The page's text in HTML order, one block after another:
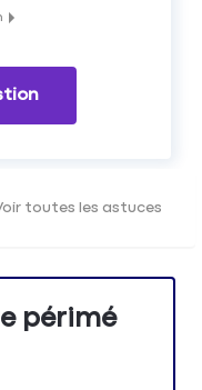
toutes les astuces
périmé